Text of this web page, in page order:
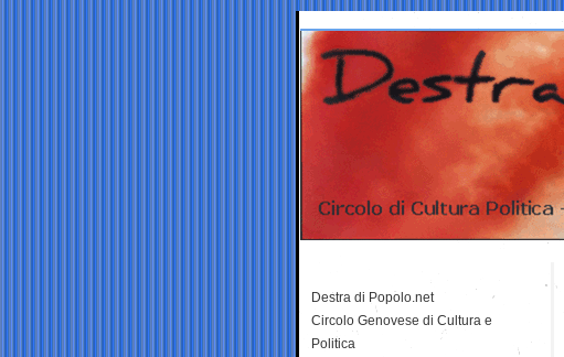
Destra di Popolo.net
Circolo Genovese di Cultura e
Politica